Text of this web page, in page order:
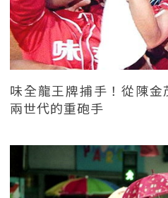
味全龍王牌捕手！從陳金
兩世代的重砲手